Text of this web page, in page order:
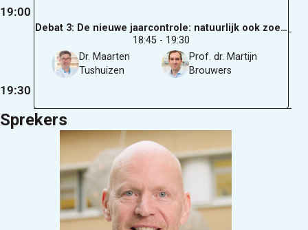
19:00
19:30
Debat 3: De nieuwe jaarcontrole: natuurlijk ook zoeken
18:45 - 19:30
Dr. Maarten
Tushuizen
Prof. dr. Martijn
Brouwers
Sprekers